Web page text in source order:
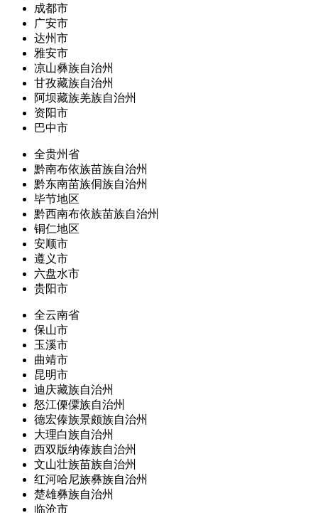
成都市
广安市
达州市
雅安市
凉山彝族自治州
甘孜藏族自治州
阿坝藏族羌族自治州
资阳市
巴中市
全贵州省
黔南布依族苗族自治州
黔东南苗族侗族自治州
毕节地区
黔西南布依族苗族自治州
铜仁地区
安顺市
遵义市
六盘水市
贵阳市
全云南省
保山市
玉溪市
曲靖市
昆明市
迪庆藏族自治州
怒江傈僳族自治州
德宏傣族景颇族自治州
大理白族自治州
西双版纳傣族自治州
文山壮族苗族自治州
红河哈尼族彝族自治州
楚雄彝族自治州
临沧市